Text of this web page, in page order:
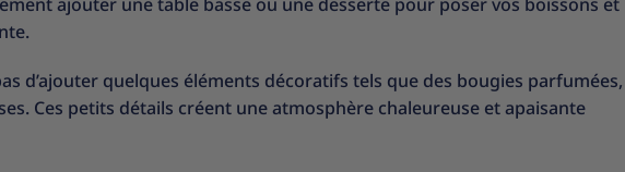
d’ajouter quelques éléments décoratifs tels que des bougies parfumées,
Ces petits détails créent une atmosphère chaleureuse et apaisante